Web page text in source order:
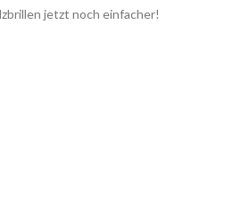
jetzt noch einfacher!